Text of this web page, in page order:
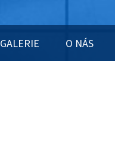
GALERIE O NÁS